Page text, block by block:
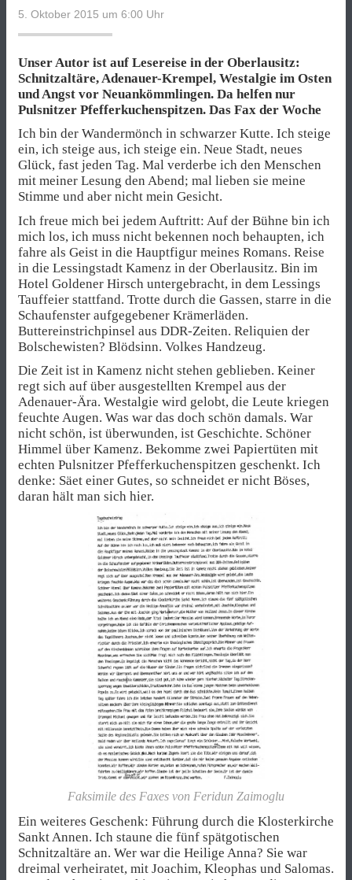
5. Oktober 2015 um 6:00 Uhr
Unser Autor ist auf Lesereise in der Oberlausitz:
Schnitzaltäre, Adenauer-Krempel, Westalgie im Osten
und Angst vor Neuankömmlingen. Da helfen nur
Pulsnitzer Pfefferkuchenspitzen. Das Fax der Woche
Ich bin der Wandermönch in schwarzer Kutte. Ich steige
ein, ich steige aus, ich steige ein. Neue Stadt, neues
Glück, fast jeden Tag. Mal verderbe ich den Menschen
mit meiner Lesung den Abend; mal lieben sie meine
Stimme und aber nicht mein Gesicht.
Ich freue mich bei jedem Auftritt: Auf der Bühne bin ich
mich los, ich muss nicht bekennen noch behaupten, ich
fahre als Geist in die Hauptfigur meines Romans. Reise
in die Lessingstadt Kamenz in der Oberlausitz. Bin im
Hotel Goldener Hirsch untergebracht, in dem Lessings
Tauffeier stattfand. Trotte durch die Gassen, starre in die
Schaufenster aufgegebener Krämerläden.
Buttereinstrichpinsel aus DDR-Zeiten. Reliquien der
Bolschewisten? Blödsinn. Volkes Handzeug.
Die Zeit ist in Kamenz nicht stehen geblieben. Keiner
regt sich auf über ausgestellten Krempel aus der
Adenauer-Ära. Westalgie wird gelobt, die Leute kriegen
feuchte Augen. Was war das doch schön damals. War
nicht schön, ist überwunden, ist Geschichte. Schöner
Himmel über Kamenz. Bekomme zwei Papiertüten mit
echten Pulsnitzer Pfefferkuchenspitzen geschenkt. Ich
denke: Säet einer Gutes, so schneidet er nicht Böses,
daran hält man sich hier.
Faksimile des Faxes von Feridun Zaimoglu
Ein weiteres Geschenk: Führung durch die Klosterkirche
Sankt Annen. Ich staune die fünf spätgotischen
Schnitzaltäre an. Wer war die Heilige Anna? Sie war
dreimal verheiratet, mit Joachim, Kleophas und Salomas.